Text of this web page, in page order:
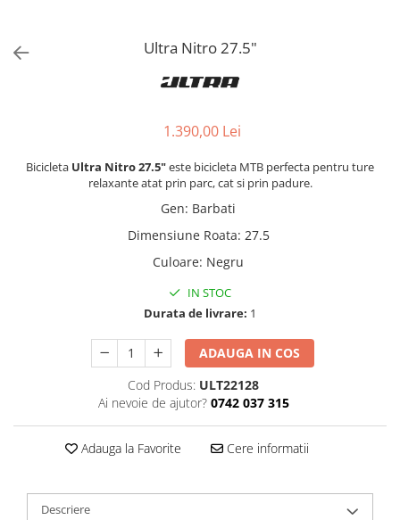
Ultra Nitro 27.5"
1.390,00 Lei
Bicicleta Ultra Nitro 27.5"este bicicleta MTB perfecta pentru ture
relaxante atat prin parc, cat si prin padure.
Gen: Barbati
Dimensiune Roata: 27.5
Culoare: Negru
IN STOC
Durata de livrare: 1
ADAUGA IN COS
Cod Produs: ULT22128
Ai nevoie de ajutor? 0742 037 315
Adauga la Favorite Cere informatii
Descriere